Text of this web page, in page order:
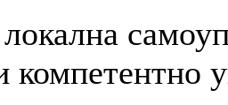
компетентно